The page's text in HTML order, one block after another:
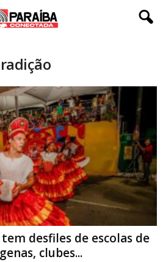
desfiles de escolas de
clubes...